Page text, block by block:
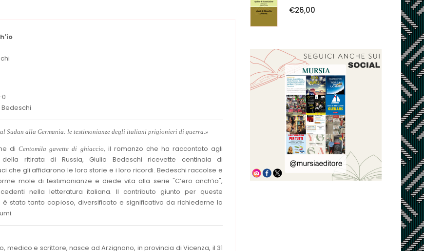
0
Bedeschi
Sudan alla Germania: le testimonianze degli italiani prigionieri di guerra.»
diCentomila gavette di ghiaccio, il romanzo che ha raccontato agli
ritirata di Russia, Giulio Bedeschi ricevette centinaia di
che gli affidarono le loro storie e i loro ricordi. Bedeschi raccolse e
mole di testimonianze e diede vita alla serie "C’ero anch’io",
nella letteratura italiana. Il contributo giunto per queste
stato tanto copioso, diversificato e significativo da richiederne la
medico e scrittore, nasce ad Arzignano, in provincia di Vicenza, il 31
€26,00